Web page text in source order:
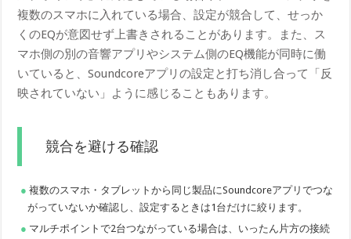
複数のスマホに入れている場合、設定が競合して、せっか
くのEQが意図せず上書きされることがあります。また、ス
マホ側の別の音響アプリやシステム側のEQ機能が同時に働
いていると、Soundcoreアプリの設定と打ち消し合って「反
映されていない」ように感じることもあります。
競合を避ける確認
複数のスマホ・タブレットから同じ製品にSoundcoreアプリでつな
がっていないか確認し、設定するときは1台だけに絞ります。
マルチポイントで2台つながっている場合は、いったん片方の接続